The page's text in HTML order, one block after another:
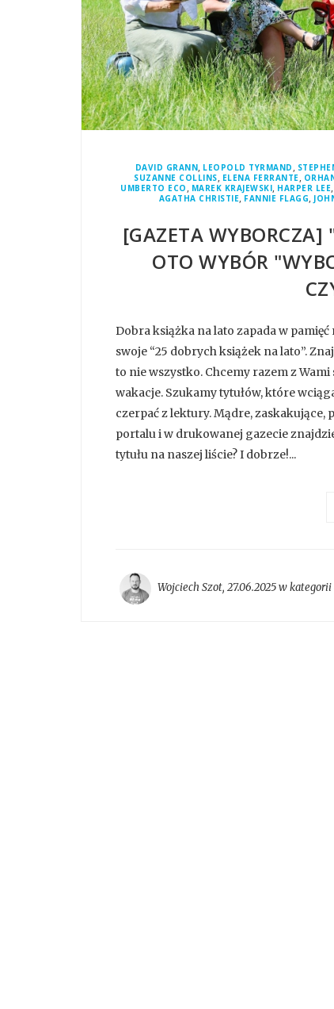
DAVID GRANN, LEOPOLD TYRMAND ,
SUZANNE COLLINS, ELENA FERRANTE,
UMBERTO ECO , MAREK KRAJEWSKI, HARPER LEE,
AGATHA CHRISTIE,FANNIE FLAGG,
[GAZETA WYBORCZA]
OTO WYBÓR
Dobra książka na lato zapada w
swoje “25 dobrych książek na lato”.
to nie wszystko. Chcemy razem z
wakacje. Szukamy tytułów, które
czerpać z lektury. Mądre,
portalu i w drukowanej gazecie
tytułu na naszej liście? I dobrze!...
Wojciech Szot, 27.06.2025 w kategorii